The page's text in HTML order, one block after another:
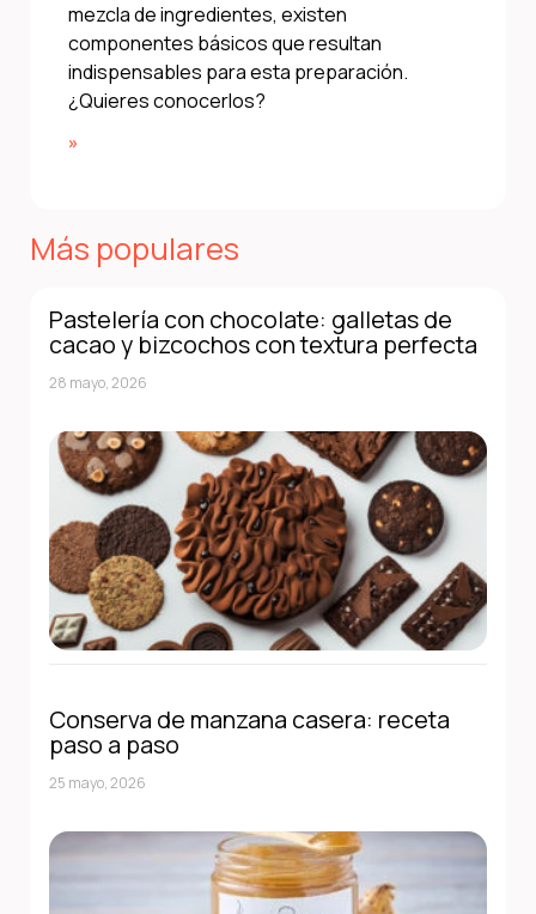
mezcla de ingredientes, existen
componentes básicos que resultan
indispensables para esta preparación.
¿Quieres conocerlos?
»
Más populares
Pastelería con chocolate: galletas de
cacao y bizcochos con textura perfecta
28 mayo, 2026
Conserva de manzana casera: receta
paso a paso
25 mayo, 2026